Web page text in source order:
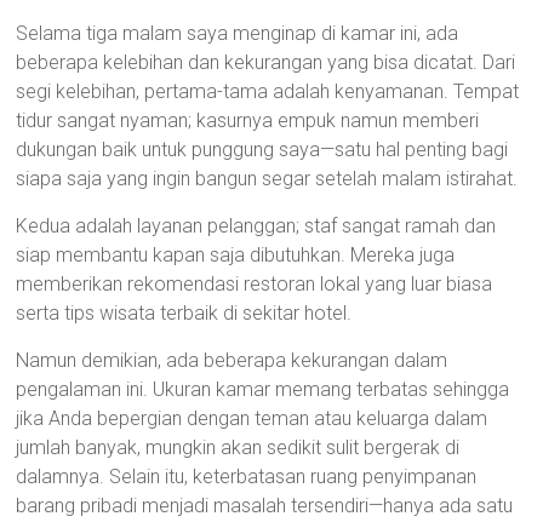
Selama tiga malam saya menginap di kamar ini, ada
beberapa kelebihan dan kekurangan yang bisa dicatat. Dari
segi kelebihan, pertama-tama adalah kenyamanan. Tempat
tidur sangat nyaman; kasurnya empuk namun memberi
dukungan baik untuk punggung saya—satu hal penting bagi
siapa saja yang ingin bangun segar setelah malam istirahat.
Kedua adalah layanan pelanggan; staf sangat ramah dan
siap membantu kapan saja dibutuhkan. Mereka juga
memberikan rekomendasi restoran lokal yang luar biasa
serta tips wisata terbaik di sekitar hotel.
Namun demikian, ada beberapa kekurangan dalam
pengalaman ini. Ukuran kamar memang terbatas sehingga
jika Anda bepergian dengan teman atau keluarga dalam
jumlah banyak, mungkin akan sedikit sulit bergerak di
dalamnya. Selain itu, keterbatasan ruang penyimpanan
barang pribadi menjadi masalah tersendiri—hanya ada satu